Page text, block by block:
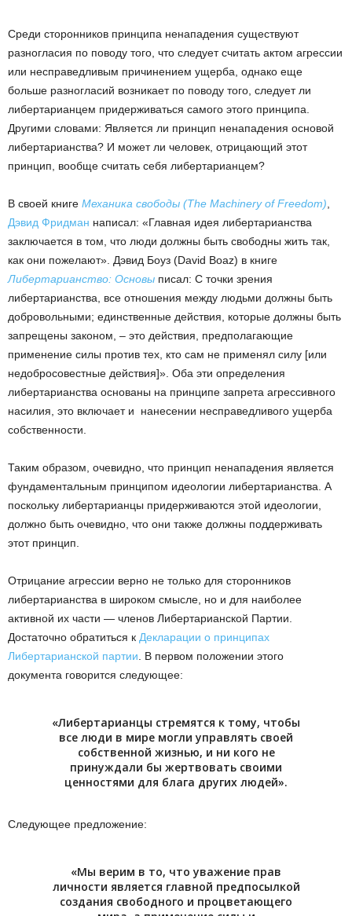
Среди сторонников принципа ненападения существуют
разногласия по поводу того, что следует считать актом агрессии
или несправедливым причинением ущерба, однако еще
больше разногласий возникает по поводу того, следует ли
либертарианцем придерживаться самого этого принципа.
Другими словами: Является ли принцип ненападения основой
либертарианства? И может ли человек, отрицающий этот
принцип, вообще считать себя либертарианцем?
В своей книге Механика свободы (The Machinery of Freedom)
Дэвид Фридман написал: «Главная идея либертарианства
заключается в том, что люди должны быть свободны жить так,
как они пожелают». Дэвид Боуз (David Boaz) в книге
Либертарианство: Основы писал: С точки зрения
либертарианства, все отношения между людьми должны быть
добровольными; единственные действия, которые должны быть
запрещены законом, – это действия, предполагающие
применение силы против тех, кто сам не применял силу [или
недобросовестные действия]». Оба эти определения
либертарианства основаны на принципе запрета агрессивного
насилия, это включает и нанесении несправедливого ущерба
собственности.
Таким образом, очевидно, что принцип ненападения является
фундаментальным принципом идеологии либертарианства. А
поскольку либертарианцы придерживаются этой идеологии,
должно быть очевидно, что они также должны поддерживать
этот принцип.
Отрицание агрессии верно не только для сторонников
либертарианства в широком смысле, но и для наиболее
активной их части — членов Либертарианской Партии.
Достаточно обратиться к Декларации о принципах
Либертарианской партии . В первом положении этого
документа говорится следующее:
«Либертарианцы стремятся к тому, чтобы
все люди в мире могли управлять своей
собственной жизнью, и ни кого не
принуждали бы жертвовать своими
ценностями для блага других людей».
Следующее предложение:
«Мы верим в то, что уважение прав
личности является главной предпосылкой
создания свободного и процветающего